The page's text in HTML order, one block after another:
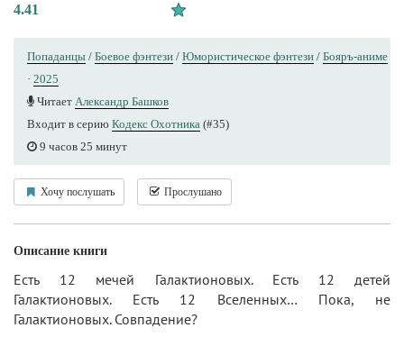
4.41
Попаданцы / Боевое фэнтези / Юмористическое фэнтези / Бояръ-аниме
· 2025
Читает Александр Башков
Входит в серию Кодекс Охотника (#35)
9 часов 25 минут
Хочу послушать Прослушано
Описание книги
Есть 12 мечей Галактионовых. Есть 12 детей
Галактионовых. Есть 12 Вселенных… Пока, не
Галактионовых. Совпадение?